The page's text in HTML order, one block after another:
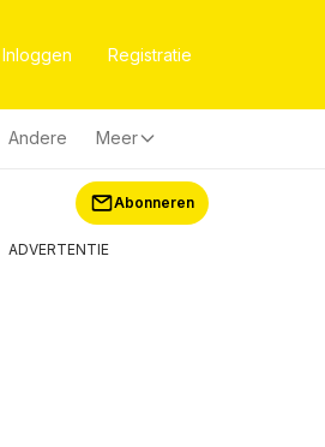
Inloggen Registratie
Andere Meer
Abonneren
ADVERTENTIE